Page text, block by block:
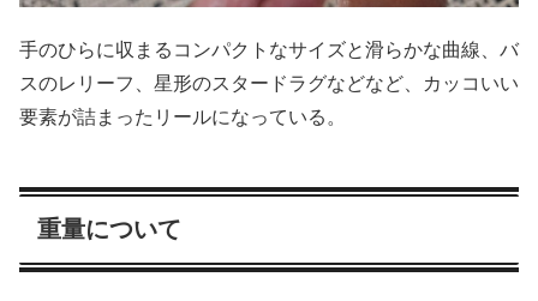
手のひらに収まるコンパクトなサイズと滑らかな曲線、バ
スのレリーフ、星形のスタードラグなどなど、カッコいい
要素が詰まったリールになっている。
重量について